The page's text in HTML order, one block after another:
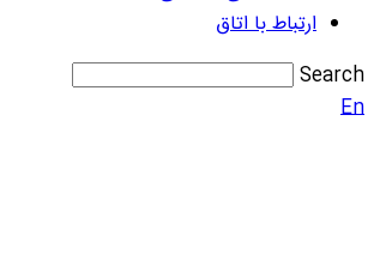
ارتباط با اتاق
Search
En